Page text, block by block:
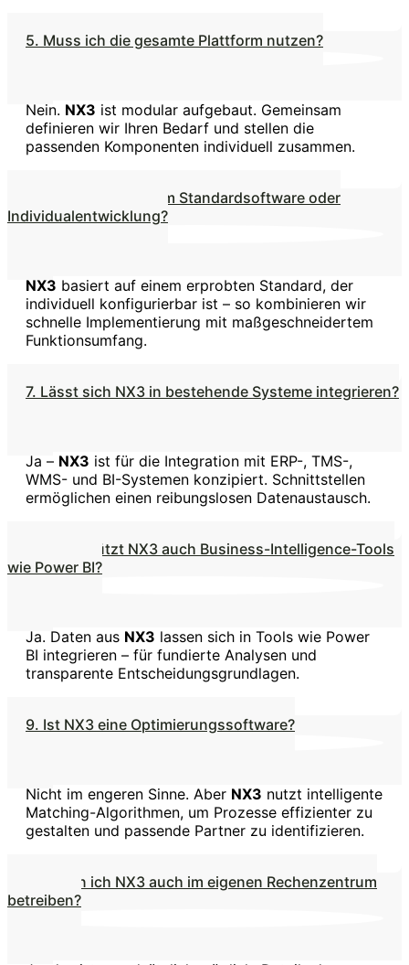
5. Muss ich die gesamte Plattform nutzen?
Nein. NX3 ist modular aufgebaut. Gemeinsam
definieren wir Ihren Bedarf und stellen die
passenden Komponenten individuell zusammen.
6. Handelt es sich um Standardsoftware oder
Individualentwicklung?
NX3 basiert auf einem erprobten Standard, der
individuell konfigurierbar ist – so kombinieren wir
schnelle Implementierung mit maßgeschneidertem
Funktionsumfang.
7. Lässt sich NX3 in bestehende Systeme integrieren?
Ja – NX3 ist für die Integration mit ERP-, TMS-,
WMS- und BI-Systemen konzipiert. Schnittstellen
ermöglichen einen reibungslosen Datenaustausch.
8. Unterstützt NX3 auch Business-Intelligence-Tools
wie Power BI?
Ja. Daten aus NX3 lassen sich in Tools wie Power
BI integrieren – für fundierte Analysen und
transparente Entscheidungsgrundlagen.
9. Ist NX3 eine Optimierungssoftware?
Nicht im engeren Sinne. Aber NX3 nutzt intelligente
Matching-Algorithmen, um Prozesse effizienter zu
gestalten und passende Partner zu identifizieren.
10. Kann ich NX3 auch im eigenen Rechenzentrum
betreiben?